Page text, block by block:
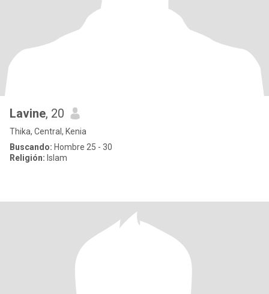
Lavine, 20
Thika, Central, Kenia
Buscando: Hombre 25 - 30
Religión: Islam